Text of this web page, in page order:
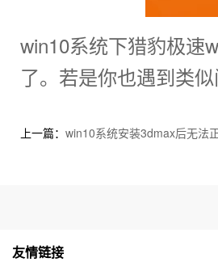
win10系统下猎豹极速
了。若是你也遇到类
上一篇： win10系统安装3dmax后无法
友情链接